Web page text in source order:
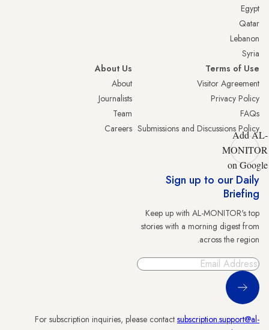
Egypt
Qatar
Lebanon
Syria
Terms of Use
Visitor Agreement
Privacy Policy
FAQs
Submissions and Discussions Policy
About Us
About
Journalists
Team
Careers
Add AL-
MONITOR
on Google
Sign up to our Daily
Briefing
Keep up with AL-MONITOR's top
stories with a morning digest from
across the region.
Sign Up
For subscription inquiries, please contact subscription.support@al-